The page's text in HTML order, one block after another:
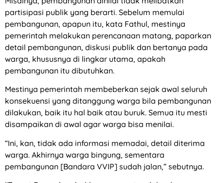
partisipasi publik yang berarti. Sebelum memulai
pembangunan, apapun itu, kata Fathul, mestinya
pemerintah melakukan perencanaan matang, paparkan
detail pembangunan, diskusi publik dan bertanya pada
warga, khususnya di lingkar utama, apakah
pembangunan itu dibutuhkan.
Mestinya pemerintah membeberkan sejak awal seluruh
konsekuensi yang ditanggung warga bila pembangunan
dilakukan, baik itu hal baik atau buruk. Semua itu mesti
disampaikan di awal agar warga bisa menilai.
“Ini, kan, tidak ada informasi memadai, detail diterima
warga. Akhirnya warga bingung, sementara
pembangunan [Bandara VVIP] sudah jalan,” sebutnya.